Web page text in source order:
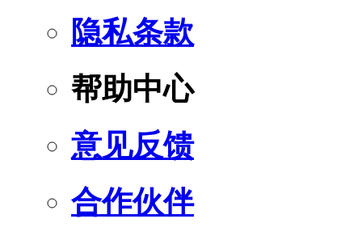
隐私条款
帮助中心
意见反馈
合作伙伴